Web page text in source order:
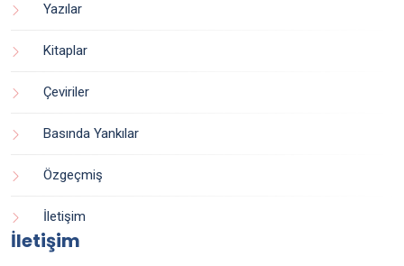
Yazılar
Kitaplar
Çeviriler
Basında Yankılar
Özgeçmiş
İletişim
İletişim